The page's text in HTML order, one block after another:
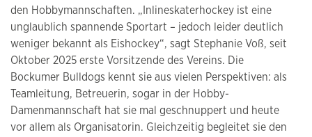
den Hobbymannschaften. „Inlineskaterhockey ist eine
unglaublich spannende Sportart – jedoch leider deutlich
weniger bekannt als Eishockey“, sagt Stephanie Voß, seit
Oktober 2025 erste Vorsitzende des Vereins. Die
Bockumer Bulldogs kennt sie aus vielen Perspektiven: als
Teamleitung, Betreuerin, sogar in der Hobby-
Damenmannschaft hat sie mal geschnuppert und heute
vor allem als Organisatorin. Gleichzeitig begleitet sie den